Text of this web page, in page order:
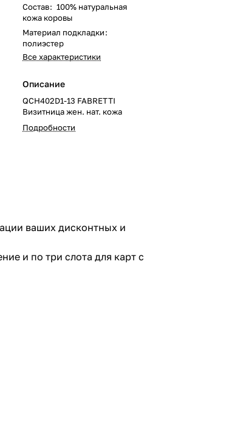
Состав: 100% натуральная
кожа коровы
Материал подкладки:
полиэстер
Все характеристики
Описание
QCH402D1-13 FABRETTI
Визитница жен. нат. кожа
Подробности
ваших дисконтных и
и по три слота для карт с